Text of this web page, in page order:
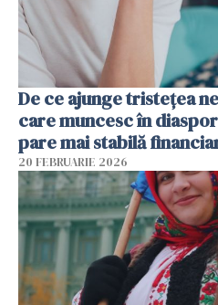
De ce ajunge tristețea
care muncesc în
pare mai stabilă
20 FEBRUARIE 2026